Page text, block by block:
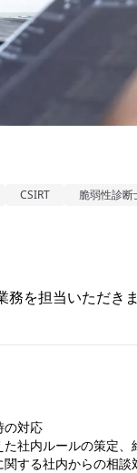
CSIRT 脆弱性診断
を担当いただきま
の対応
社内ルールの策定、
する社内からの相談